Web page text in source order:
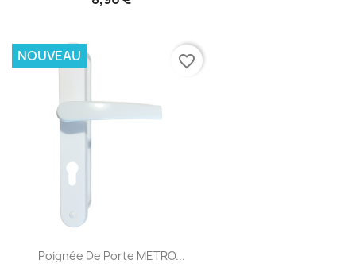
Poignée De Porte METRO...
NOUVEAU favorite_border